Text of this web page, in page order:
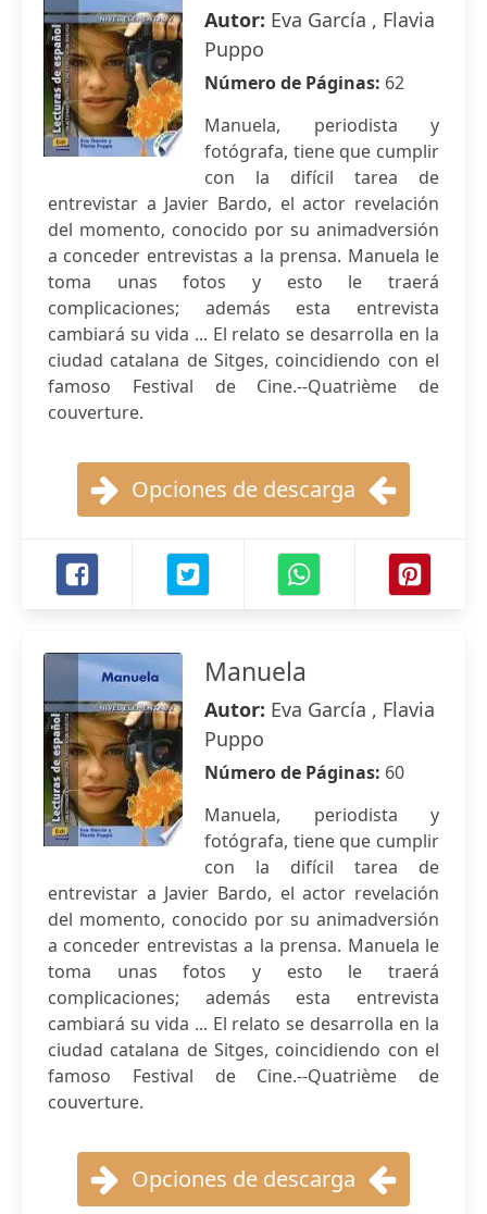
Autor: Eva García , Flavia
Puppo
Número de Páginas: 62
Manuela, periodista y
fotógrafa, tiene que cumplir
con la difícil tarea de
entrevistar a Javier Bardo, el actor revelación
del momento, conocido por su animadversión
a conceder entrevistas a la prensa. Manuela le
toma unas fotos y esto le traerá
complicaciones; además esta entrevista
cambiará su vida ... El relato se desarrolla en la
ciudad catalana de Sitges, coincidiendo con el
famoso Festival de Cine.--Quatrième de
couverture.
Opciones de descarga
Manuela
Autor: Eva García , Flavia
Puppo
Número de Páginas: 60
Manuela, periodista y
fotógrafa, tiene que cumplir
con la difícil tarea de
entrevistar a Javier Bardo, el actor revelación
del momento, conocido por su animadversión
a conceder entrevistas a la prensa. Manuela le
toma unas fotos y esto le traerá
complicaciones; además esta entrevista
cambiará su vida ... El relato se desarrolla en la
ciudad catalana de Sitges, coincidiendo con el
famoso Festival de Cine.--Quatrième de
couverture.
Opciones de descarga